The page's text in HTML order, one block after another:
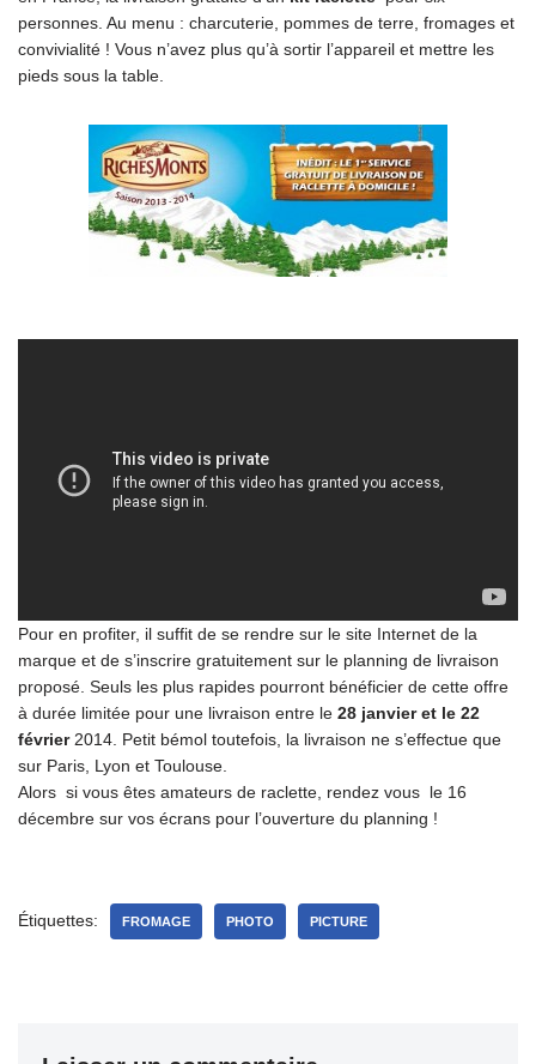
personnes. Au menu : charcuterie, pommes de terre, fromages et
convivialité ! Vous n’avez plus qu’à sortir l’appareil et mettre les
pieds sous la table.
Pour en profiter, il suffit de se rendre sur le site Internet de la
marque et de s’inscrire gratuitement sur le planning de livraison
proposé. Seuls les plus rapides pourront bénéficier de cette offre
à durée limitée pour une livraison entre le 28 janvier et le 22
février 2014. Petit bémol toutefois, la livraison ne s’effectue que
sur Paris, Lyon et Toulouse.
Alors si vous êtes amateurs de raclette, rendez vous le 16
décembre sur vos écrans pour l’ouverture du planning !
Étiquettes: FROMAGE PHOTO PICTURE